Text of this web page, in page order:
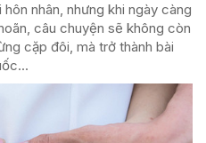
nhân, nhưng khi ngày càng
câu chuyện sẽ không còn
cặp đôi, mà trở thành bài